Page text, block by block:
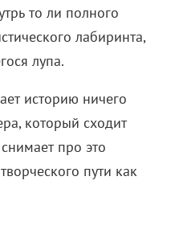
то ли полного
лабиринта,
лупа.
историю ничего
который сходит
про это
пути как